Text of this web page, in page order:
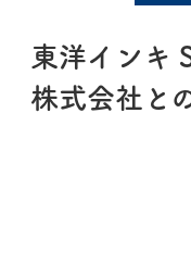
東洋インキ
株式会社と